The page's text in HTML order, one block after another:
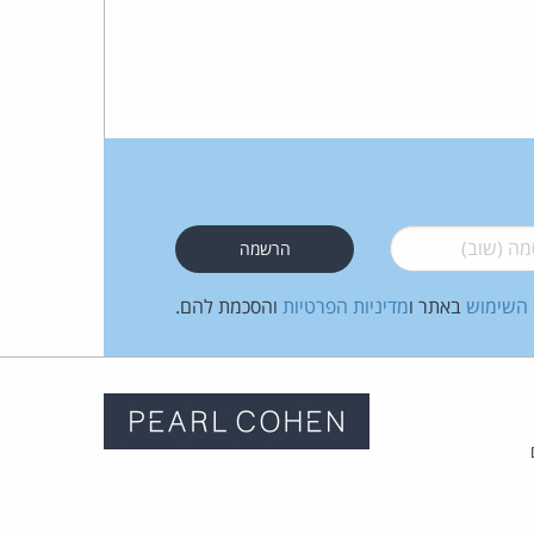
(שוב)*
השימוש באתר ומדיניות הפרטיות והסכמת להם.